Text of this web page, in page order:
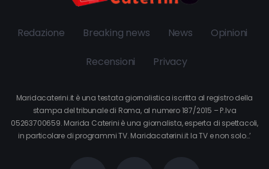
Redazione Breaking news News Opinioni
Recensioni Privacy
Maridacaterini.it è una testata giornalistica iscritta al registro della
stampa del tribunale di Roma, al numero 187/2015 – P.Iva
05263700659. Marida Caterini è una giornalista, esperta di spettacoli,
in particolare di programmi TV. Maridacaterini.it la TV e non solo…’